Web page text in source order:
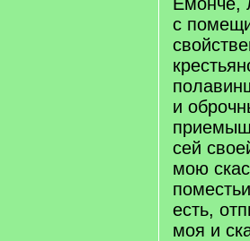
с
и
сей
мою
есть,
моя и